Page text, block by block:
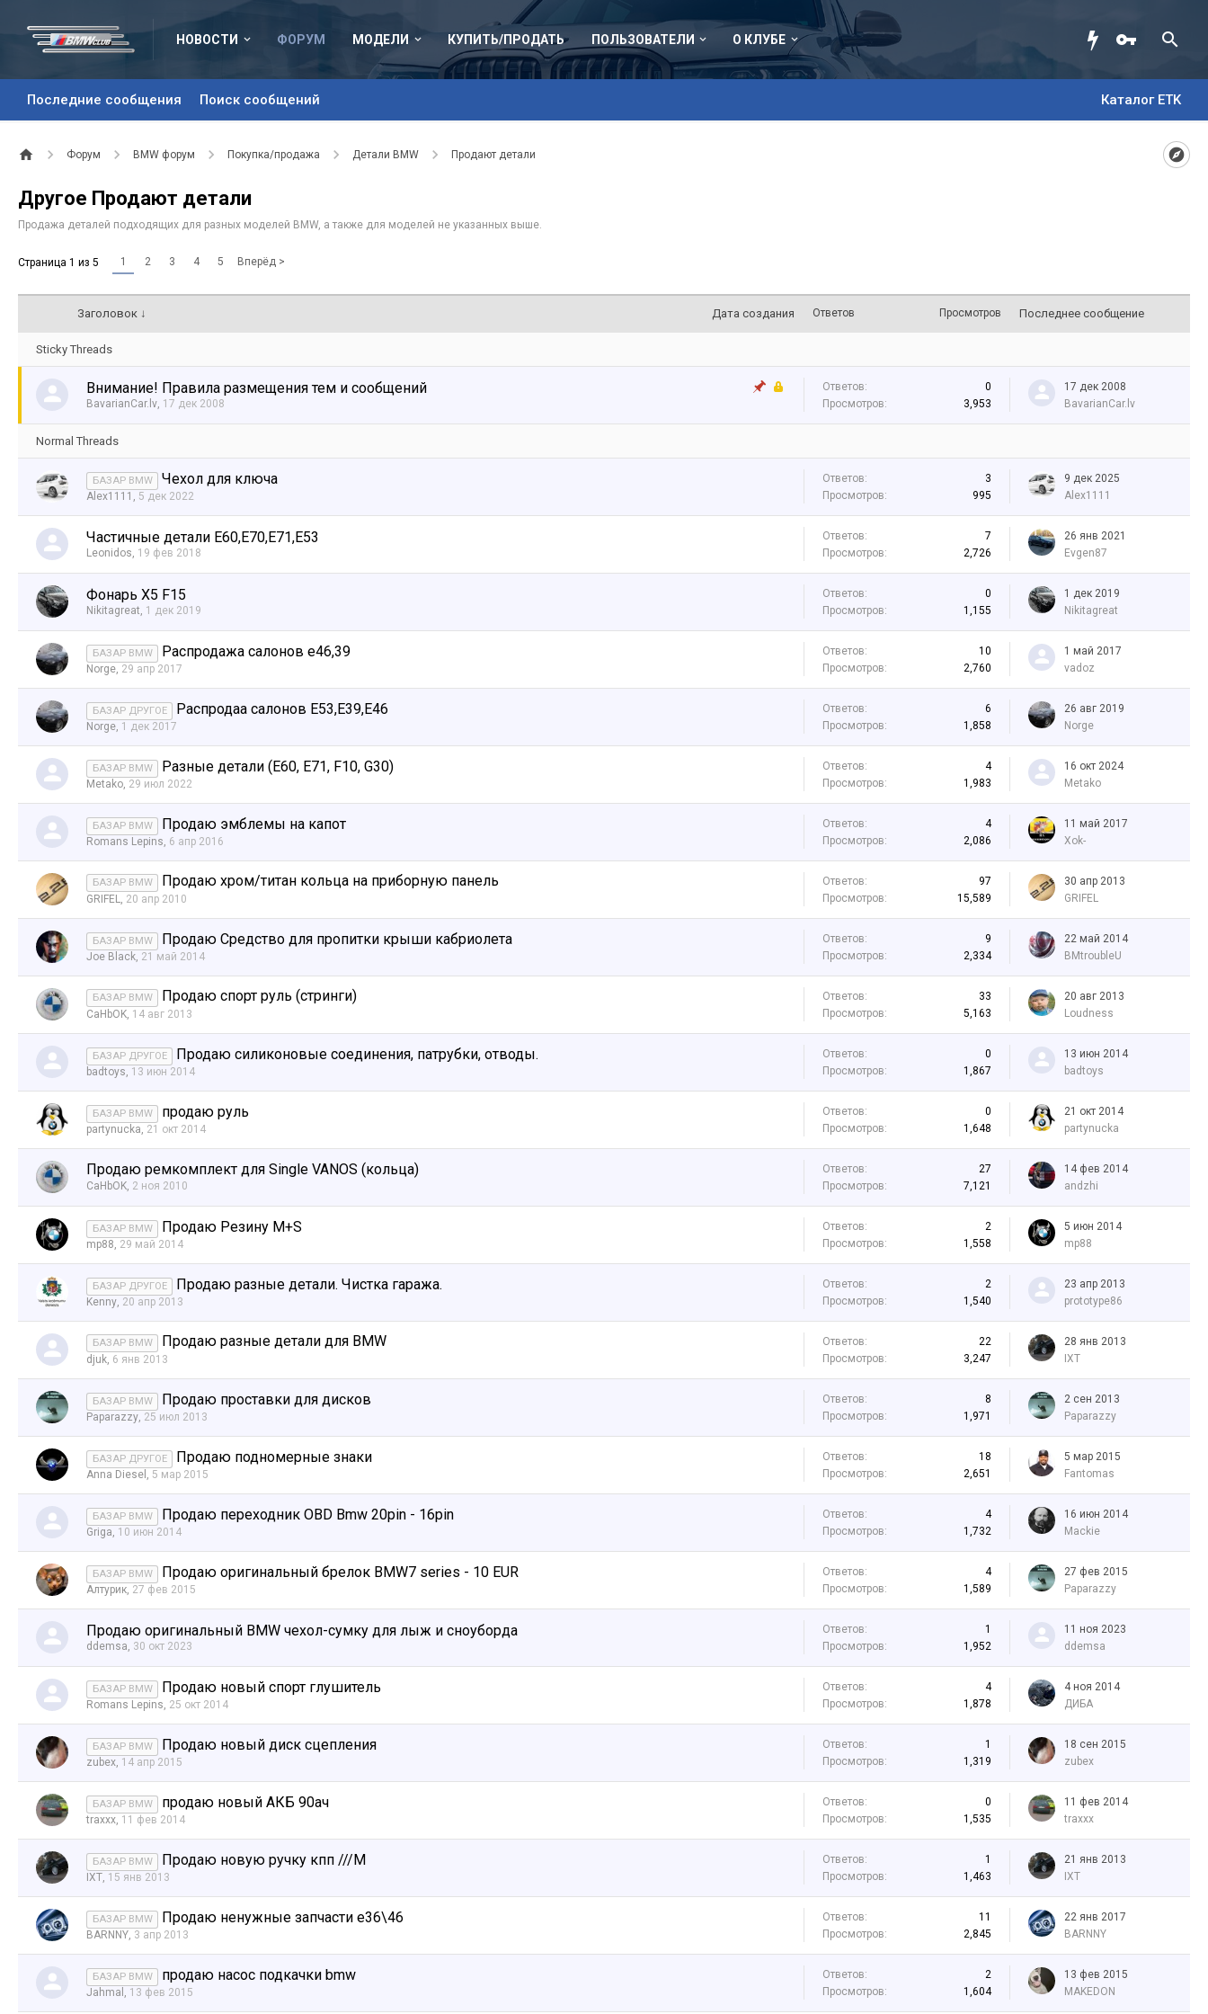
НОВОСТИ ФОРУМ
Последние сообщения Поиск сообщений Каталог ETK
МОДЕЛИ КУПИТЬ/ПРОДАТЬ ПОЛЬЗОВАТЕЛИ О КЛУБЕ
Форум BMW форум Покупка/продажа Детали BMW Продают детали
Другое Продают детали
Продажа деталей подходящих для разных моделей BMW, а также для моделей не указанных выше.
Страница 1 из 5 1 2 3 4 5 Вперёд >
Заголовок ↓ Дата создания Ответов Просмотров Последнее сообщение
Sticky Threads
Внимание! Правила размещения тем и сообщений
BavarianCar.lv, 17 дек 2008
Ответов:
0
Просмотров:
3,953
17 дек 2008
BavarianCar.lv
Normal Threads
БАЗАР BMW Чехол для ключа
Alex1111 , 5 дек 2022
Ответов:
3
Просмотров:
995
9 дек 2025
Alex1111
Частичные детали E60,E70,E71,E53
Leonidos, 19 фев 2018
Ответов:
7
Просмотров:
2,726
26 янв 2021
Evgen87
Фонарь X5 F15
Nikitagreat, 1 дек 2019
Ответов:
0
Просмотров:
1,155
1 дек 2019
Nikitagreat
БАЗАР BMW Распродажа салонов е46,39
Norge, 29 апр 2017
Ответов:
10
Просмотров:
2,760
1 май 2017
vadoz
БАЗАР ДРУГОЕ Распродаа салонов Е53,Е39,Е46
Norge, 1 дек 2017
Ответов:
6
Просмотров:
1,858
26 авг 2019
Norge
БАЗАР BMW Разные детали (E60, E71, F10, G30)
Metako, 29 июл 2022
Ответов:
4
Просмотров:
1,983
16 окт 2024
Metako
БАЗАР BMW Продаю эмблемы на капот
Romans Lepins, 6 апр 2016
Ответов:
4
Просмотров:
2,086
11 май 2017
Xok-
БАЗАР BMW Продаю хром/титан кольца на приборную панель
GRIFEL, 20 апр 2010
Ответов:
97
Просмотров:
15,589
30 апр 2013
GRIFEL
БАЗАР BMW Продаю Средство для пропитки крыши кабриолета
Joe Black, 21 май 2014
Ответов:
9
Просмотров:
2,334
22 май 2014
BMtroubleU
БАЗАР BMW Продаю спорт руль (стринги)
CaHbOK, 14 авг 2013
Ответов:
33
Просмотров:
5,163
20 авг 2013
Loudness
БАЗАР ДРУГОЕ Продаю силиконовые соединения, патрубки, отводы.
badtoys, 13 июн 2014
Ответов:
0
Просмотров:
1,867
13 июн 2014
badtoys
БАЗАР BMW продаю руль
partynucka, 21 окт 2014
Ответов:
0
Просмотров:
1,648
21 окт 2014
partynucka
Продаю ремкомплект для Single VANOS (кольца)
CaHbOK, 2 ноя 2010
Ответов:
27
Просмотров:
7,121
14 фев 2014
аndzhi
БАЗАР BMW Продаю Резину M+S
mp88, 29 май 2014
Ответов:
2
Просмотров:
1,558
5 июн 2014
mp88
БАЗАР ДРУГОЕ Продаю разные детали. Чистка гаража.
Kenny, 20 апр 2013
Ответов:
2
Просмотров:
1,540
23 апр 2013
prototype86
БАЗАР BMW Продаю разные детали для BMW
djuk, 6 янв 2013
Ответов:
22
Просмотров:
3,247
28 янв 2013
IXT
БАЗАР BMW Продаю проставки для дисков
Paparazzy, 25 июл 2013
Ответов:
8
Просмотров:
1,971
2 сен 2013
Paparazzy
БАЗАР ДРУГОЕ Продаю подномерные знаки
Anna Diesel , 5 мар 2015
Ответов:
18
Просмотров:
2,651
5 мар 2015
Fantomas
БАЗАР BMW Продаю переходник OBD Bmw 20pin - 16pin
Griga, 10 июн 2014
Ответов:
4
Просмотров:
1,732
16 июн 2014
Mackie
БАЗАР BMW Продаю оригинальный брелок BMW7 series - 10 EUR
Алтурик, 27 фев 2015
Ответов:
4
Просмотров:
1,589
27 фев 2015
Paparazzy
Продаю оригинальный BMW чехол-сумку для лыж и сноуборда
ddemsa, 30 окт 2023
Ответов:
1
Просмотров:
1,952
11 ноя 2023
ddemsa
БАЗАР BMW Продаю новый спорт глушитель
Romans Lepins, 25 окт 2014
Ответов:
4
Просмотров:
1,878
4 ноя 2014
ДИБА
БАЗАР BMW Продаю новый диск сцепления
zubex, 14 апр 2015
Ответов:
1
Просмотров:
1,319
18 сен 2015
zubex
БАЗАР BMW продаю новый АКБ 90ач
traxxx, 11 фев 2014
Ответов:
0
Просмотров:
1,535
11 фев 2014
traxxx
БАЗАР BMW Продаю новую ручку кпп ///М
IXT, 15 янв 2013
Ответов:
1
Просмотров:
1,463
21 янв 2013
IXT
БАЗАР BMW Продаю ненужные запчасти е36\46
BARNNY, 3 апр 2013
Ответов:
11
Просмотров:
2,845
22 янв 2017
BARNNY
БАЗАР BMW продаю насос подкачки bmw
Jahmal , 13 фев 2015
Ответов:
2
Просмотров:
1,604
13 фев 2015
MAKEDON